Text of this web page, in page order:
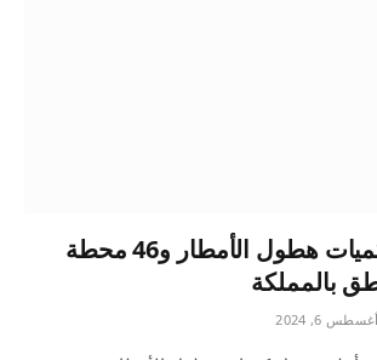
جازان تتصدر كميات هطول الأمطار و46 محطة
أغسطس 6, 2024